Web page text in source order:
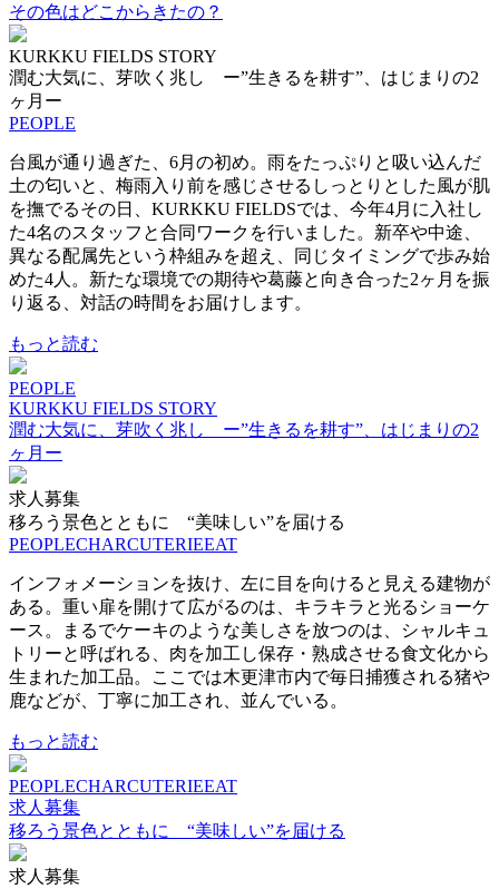
その色はどこからきたの？
KURKKU FIELDS STORY
潤む大気に、芽吹く兆し ー”生きるを耕す”、はじまりの2
ヶ月ー
PEOPLE
台風が通り過ぎた、6月の初め。雨をたっぷりと吸い込んだ
土の匂いと、梅雨入り前を感じさせるしっとりとした風が肌
を撫でるその日、KURKKU FIELDSでは、今年4月に入社し
た4名のスタッフと合同ワークを行いました。新卒や中途、
異なる配属先という枠組みを超え、同じタイミングで歩み始
めた4人。新たな環境での期待や葛藤と向き合った2ヶ月を振
り返る、対話の時間をお届けします。
もっと読む
PEOPLE
KURKKU FIELDS STORY
潤む大気に、芽吹く兆し ー”生きるを耕す”、はじまりの2
ヶ月ー
求人募集
移ろう景色とともに “美味しい”を届ける
PEOPLECHARCUTERIEEAT
インフォメーションを抜け、左に目を向けると見える建物が
ある。重い扉を開けて広がるのは、キラキラと光るショーケ
ース。まるでケーキのような美しさを放つのは、シャルキュ
トリーと呼ばれる、肉を加工し保存・熟成させる食文化から
生まれた加工品。ここでは木更津市内で毎日捕獲される猪や
鹿などが、丁寧に加工され、並んでいる。
もっと読む
PEOPLECHARCUTERIEEAT
求人募集
移ろう景色とともに “美味しい”を届ける
求人募集